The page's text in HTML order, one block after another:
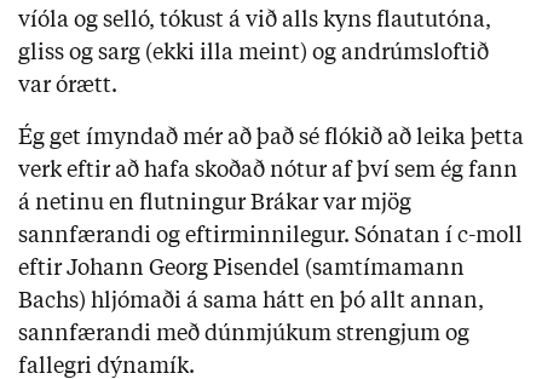
víóla og selló, tókust á við alls kyns flaututóna,
gliss og sarg (ekki illa meint) og andrúmsloftið
var órætt.
Ég get ímyndað mér að það sé flókið að leika þetta
verk eftir að hafa skoðað nótur af því sem ég fann
á netinu en flutningur Brákar var mjög
sannfærandi og eftirminnilegur. Sónatan í c-moll
eftir Johann Georg Pisendel (samtímamann
Bachs) hljómaði á sama hátt en þó allt annan,
sannfærandi með dúnmjúkum strengjum og
fallegri dýnamík.